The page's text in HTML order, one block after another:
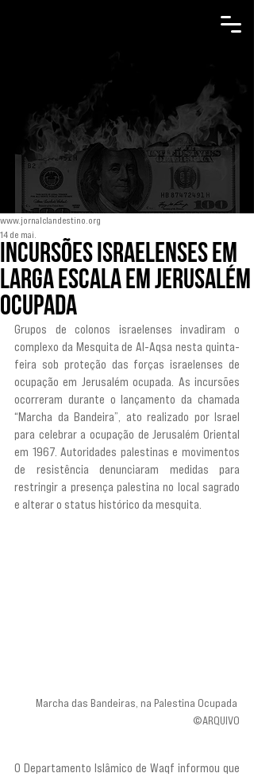
Incursões israelenses em
larga escala em Jerusalém
ocupada
www.jornalclandestino.org
14 de mai.
Grupos de colonos israelenses invadiram o
complexo da Mesquita de Al-Aqsa nesta quinta-
feira sob proteção das forças israelenses de
ocupação em Jerusalém ocupada. As incursões
ocorreram durante o lançamento da chamada
“Marcha da Bandeira”, ato realizado por Israel
para celebrar a ocupação de Jerusalém Oriental
em 1967. Autoridades palestinas e movimentos
de resistência denunciaram medidas para
restringir a presença palestina no local sagrado
e alterar o status histórico da mesquita.
Marcha das Bandeiras, na Palestina Ocupada
©ARQUIVO
O Departamento Islâmico de Waqf informou que